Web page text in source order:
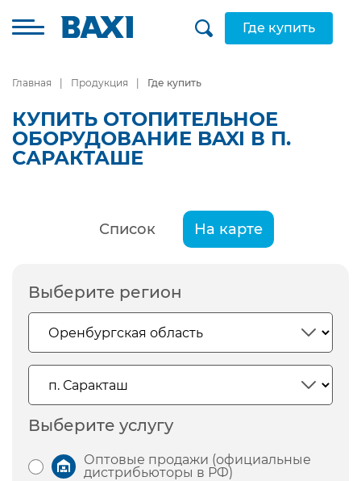
Где купить
Главная Продукция Где купить
КУПИТЬ ОТОПИТЕЛЬНОЕ
ОБОРУДОВАНИЕ BAXI В П.
САРАКТАШЕ
Список На карте
Выберите регион
Выберите услугу
Оптовые продажи (официальные
дистрибьюторы в РФ)